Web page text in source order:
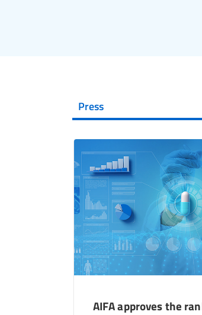
Press
AIFA approves the